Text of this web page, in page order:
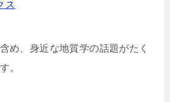
ス
め、身近な地質学の話題がたく
。